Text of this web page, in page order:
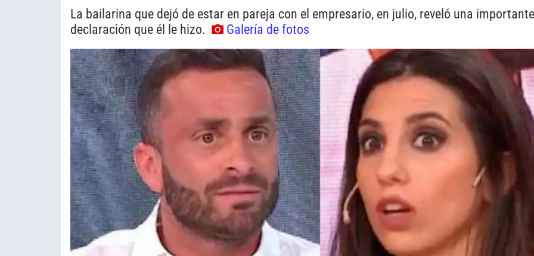
La bailarina que dejó de estar en pareja con el empresario, en julio, reveló una importante
declaración que él le hizo.
Galería de fotos